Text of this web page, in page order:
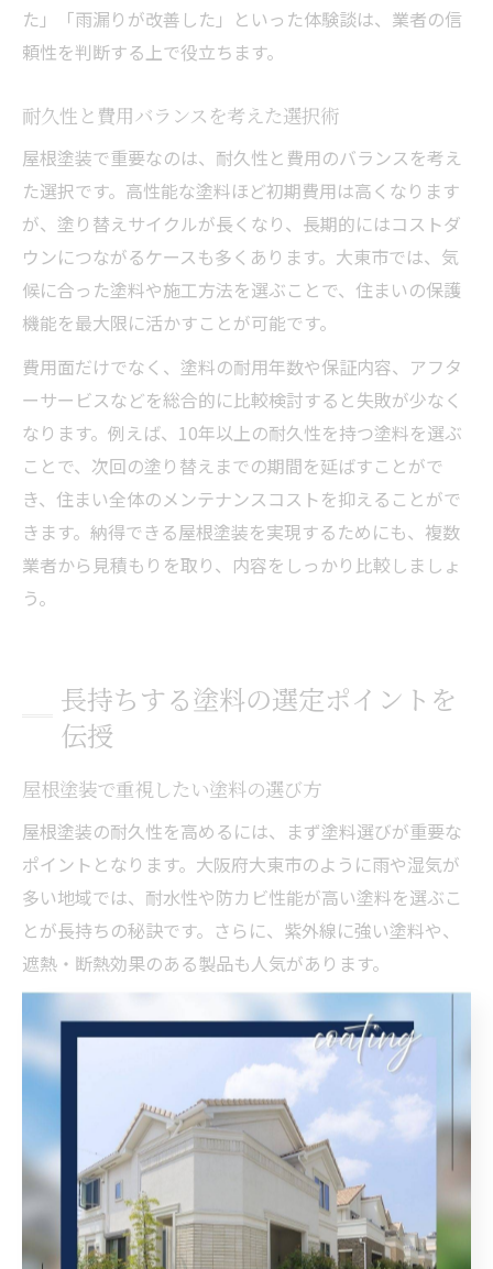
た」「雨漏りが改善した」といった体験談は、業者の信
頼性を判断する上で役立ちます。
耐久性と費用バランスを考えた選択術
屋根塗装で重要なのは、耐久性と費用のバランスを考え
た選択です。高性能な塗料ほど初期費用は高くなります
が、塗り替えサイクルが長くなり、長期的にはコストダ
ウンにつながるケースも多くあります。大東市では、気
候に合った塗料や施工方法を選ぶことで、住まいの保護
機能を最大限に活かすことが可能です。
費用面だけでなく、塗料の耐用年数や保証内容、アフタ
ーサービスなどを総合的に比較検討すると失敗が少なく
なります。例えば、10年以上の耐久性を持つ塗料を選ぶ
ことで、次回の塗り替えまでの期間を延ばすことがで
き、住まい全体のメンテナンスコストを抑えることがで
きます。納得できる屋根塗装を実現するためにも、複数
業者から見積もりを取り、内容をしっかり比較しましょ
う。
長持ちする塗料の選定ポイントを
伝授
屋根塗装で重視したい塗料の選び方
屋根塗装の耐久性を高めるには、まず塗料選びが重要な
ポイントとなります。大阪府大東市のように雨や湿気が
多い地域では、耐水性や防カビ性能が高い塗料を選ぶこ
とが長持ちの秘訣です。さらに、紫外線に強い塗料や、
遮熱・断熱効果のある製品も人気があります。
塗料の種類にはアクリル、ウレタン、シリコン、フッ素
などがあり、それぞれ価格や耐久年数に違いがありま
す。例えば、シリコン塗料はコストパフォーマンスが高
く、フッ素塗料は最も耐久性に優れています。自宅の屋
根材や予算、ライフスタイルに合わせて最適な塗料を選
ぶことが大切です。
選定時には、施工業者に現地調査を依頼し、屋根の状態
や過去の塗装履歴を確認してもらうことが安心につなが